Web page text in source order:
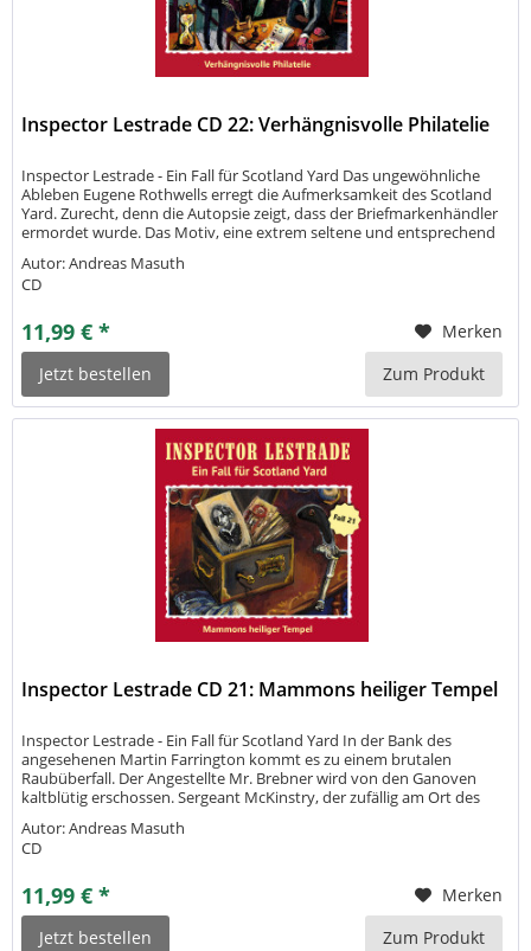
Inspector Lestrade CD 22: Verhängnisvolle Philatelie
Inspector Lestrade - Ein Fall für Scotland Yard Das ungewöhnliche
Ableben Eugene Rothwells erregt die Aufmerksamkeit des Scotland
Yard. Zurecht, denn die Autopsie zeigt, dass der Briefmarkenhändler
ermordet wurde. Das Motiv, eine extrem seltene und entsprechend
Autor: Andreas Masuth
CD
11,99 € *
Merken
Jetzt bestellen
Zum Produkt
Inspector Lestrade CD 21: Mammons heiliger Tempel
Inspector Lestrade - Ein Fall für Scotland Yard In der Bank des
angesehenen Martin Farrington kommt es zu einem brutalen
Raubüberfall. Der Angestellte Mr. Brebner wird von den Ganoven
kaltblütig erschossen. Sergeant McKinstry, der zufällig am Ort des
den Fall...
Autor: Andreas Masuth
CD
11,99 € *
Merken
Jetzt bestellen
Zum Produkt